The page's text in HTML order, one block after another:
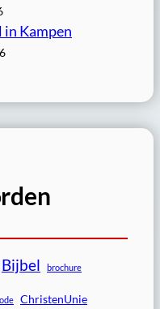
in Kampen
Bijbel brochure
ChristenUnie